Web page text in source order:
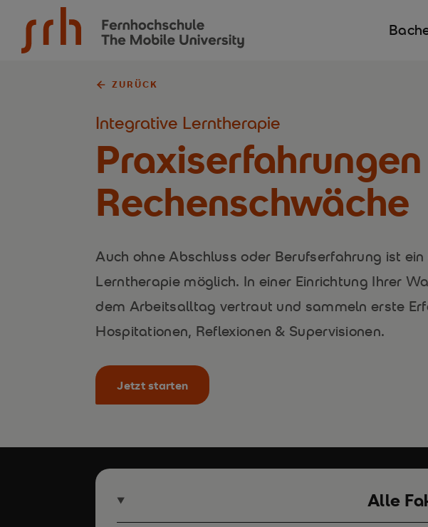
ZURÜCK
Integrative Lerntherapie
Rechenschwäche
Auch ohne Abschluss oder Berufserfahrung ist
Lerntherapie möglich. In einer Einrichtung Ihrer
dem Arbeitsalltag vertraut und sammeln erste
Hospitationen, Reflexionen & Supervisionen.
Jetzt starten
Alle